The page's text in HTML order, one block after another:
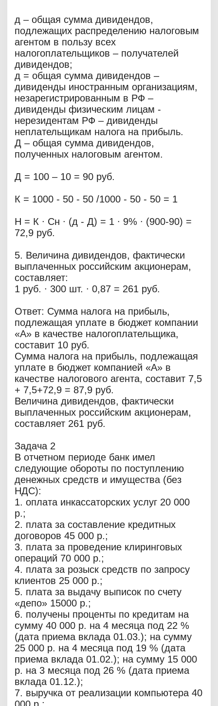
д – общая сумма дивидендов,
подлежащих распределению налоговым
агентом в пользу всех
налогоплательщиков – получателей
дивидендов;
д = общая сумма дивидендов –
дивиденды иностранным организациям,
незарегистрированным в РФ –
дивиденды физическим лицам -
нерезидентам РФ – дивиденды
неплательщикам налога на прибыль.
Д – общая сумма дивидендов,
полученных налоговым агентом.
Д = 100 – 10 = 90 руб.
К = 1000 - 50 - 50 /1000 - 50 - 50 = 1
Н = К ∙ Сн ∙ (д - Д) = 1 ∙ 9% ∙ (900-90) =
72,9 руб.
5. Величина дивидендов, фактически
выплаченных российским акционерам,
составляет:
1 руб. ∙ 300 шт. ∙ 0,87 = 261 руб.
Ответ: Сумма налога на прибыль,
подлежащая уплате в бюджет компании
«А» в качестве налогоплательщика,
составит 10 руб.
Сумма налога на прибыль, подлежащая
уплате в бюджет компанией «А» в
качестве налогового агента, составит 7,5
+ 7,5+72,9 = 87,9 руб.
Величина дивидендов, фактически
выплаченных российским акционерам,
составляет 261 руб.
Задача 2
В отчетном периоде банк имел
следующие обороты по поступлению
денежных средств и имущества (без
НДС):
1. оплата инкассаторских услуг 20 000
р.;
2. плата за составление кредитных
договоров 45 000 р.;
3. плата за проведение клиринговых
операций 70 000 р.;
4. плата за розыск средств по запросу
клиентов 25 000 р.;
5. плата за выдачу выписок по счету
«депо» 15000 р.;
6. получены проценты по кредитам на
сумму 40 000 р. на 4 месяца под 22 %
(дата приема вклада 01.03.); на сумму
25 000 р. на 4 месяца под 19 % (дата
приема вклада 01.02.); на сумму 15 000
р. на 3 месяца под 26 % (дата приема
вклада 01.12.);
7. выручка от реализации компьютера 40